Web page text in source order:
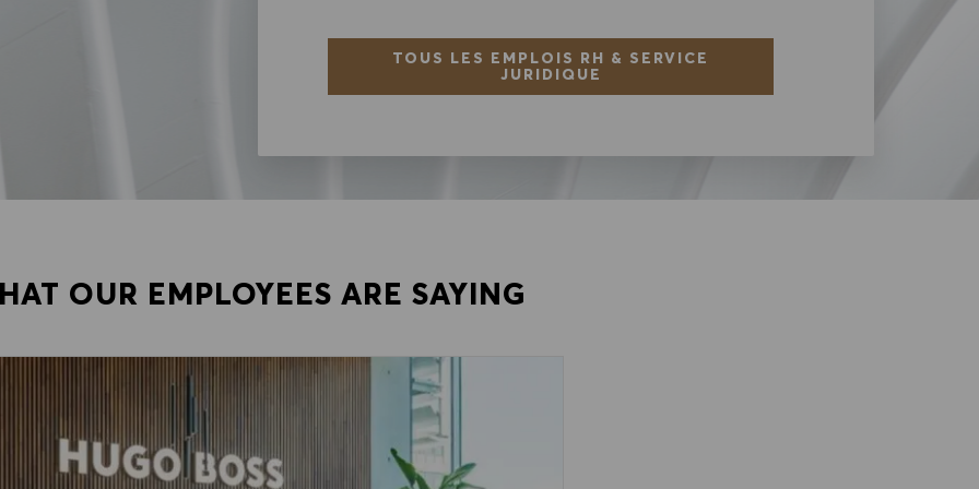
TOUS LES EMPLOIS RH & SERVICE
JURIDIQUE
OUR EMPLOYEES ARE SAYING